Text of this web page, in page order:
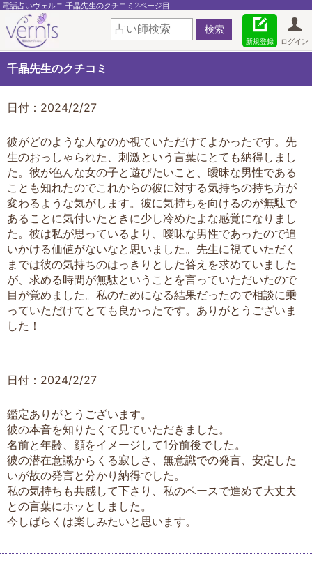
電話占いヴェルニ 千晶先生のクチコミ2ページ目
ログイン
新規登録
千晶先生のクチコミ
日付：2024/2/27
彼がどのような人なのか視ていただけてよかったです。先
生のおっしゃられた、刺激という言葉にとても納得しまし
た。彼が色んな女の子と遊びたいこと、曖昧な男性である
ことも知れたのでこれからの彼に対する気持ちの持ち方が
変わるような気がします。彼に気持ちを向けるのが無駄で
あることに気付いたときに少し冷めたよな感覚になりまし
た。彼は私が思っているより、曖昧な男性であったので追
いかける価値がないなと思いました。先生に視ていただく
までは彼の気持ちのはっきりとした答えを求めていました
が、求める時間が無駄ということを言っていただいたので
目が覚めました。私のためになる結果だったので相談に乗
っていただけてとても良かったです。ありがとうございま
した！
日付：2024/2/27
鑑定ありがとうございます。
彼の本音を知りたくて見ていただきました。
名前と年齢、顔をイメージして1分前後でした。
彼の潜在意識からくる寂しさ、無意識での発言、安定した
いが故の発言と分かり納得でした。
私の気持ちも共感して下さり、私のペースで進めて大丈夫
との言葉にホッとしました。
今しばらくは楽しみたいと思います。